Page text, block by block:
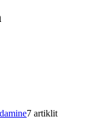
7 artiklit